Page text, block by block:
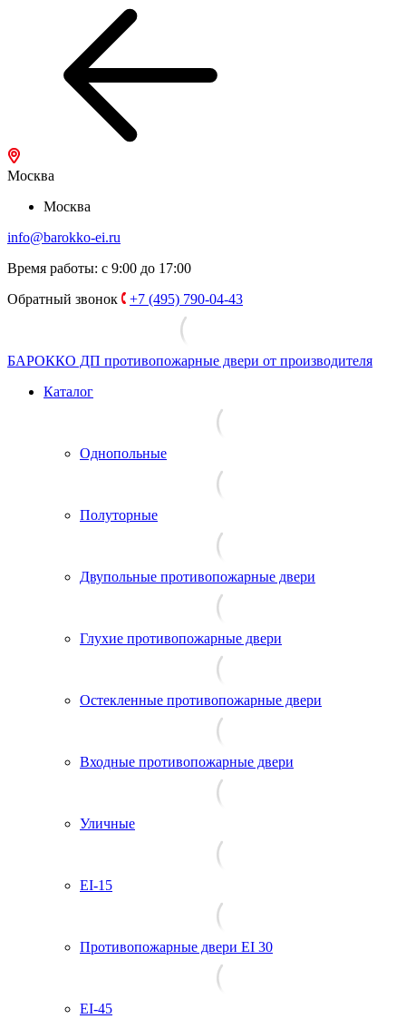
Москва
Москва
info@barokko-ei.ru
Время работы: с 9:00 до 17:00
Обратный звонок
+7 (495) 790-04-43
БАРОККО ДП противопожарные двери от производителя
Каталог
Однопольные
Полуторные
Двупольные противопожарные двери
Глухие противопожарные двери
Остекленные противопожарные двери
Входные противопожарные двери
Уличные
EI-15
Противопожарные двери EI 30
EI-45